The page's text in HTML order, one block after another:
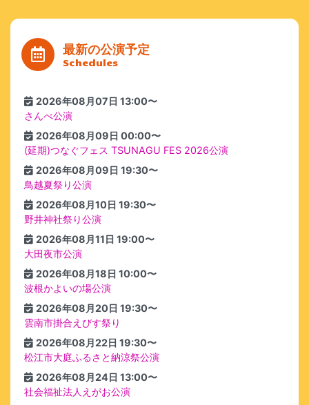
最新の公演予定
Schedules
2026年08月07日 13:00〜
さんべ公演
2026年08月09日 00:00〜
(延期)つなぐフェス TSUNAGU FES 2026公演
2026年08月09日 19:30〜
鳥越夏祭り公演
2026年08月10日 19:30〜
野井神社祭り公演
2026年08月11日 19:00〜
大田夜市公演
2026年08月18日 10:00〜
波根かよいの場公演
2026年08月20日 19:30〜
雲南市掛合えびす祭り
2026年08月22日 19:30〜
松江市大庭ふるさと納涼祭公演
2026年08月24日 13:00〜
社会福祉法人えがお公演